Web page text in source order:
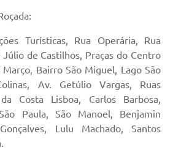
ALVARÁ/CERTIDÕES
Turísticas, Rua Operária, Rua
de Castilhos, Praças do Centro
Bairro São Miguel, Lago São
Av. Getúlio Vargas, Ruas
Costa Lisboa, Carlos Barbosa,
Paula, São Manoel, Benjamin
Lulu Machado, Santos